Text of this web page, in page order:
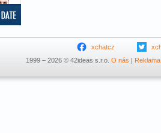
xchatcz
1999 – 2026 © 42ideas s.r.o. O nás | Reklama